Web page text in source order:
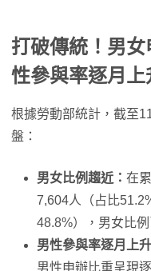
打破傳統！男
性參與率逐月上
根據勞動部統計，截至
盤：
男女比例趨近： 在
7,604人（占比
48.8%），男女比例
男性參與率逐月上
男性申辦比重呈現